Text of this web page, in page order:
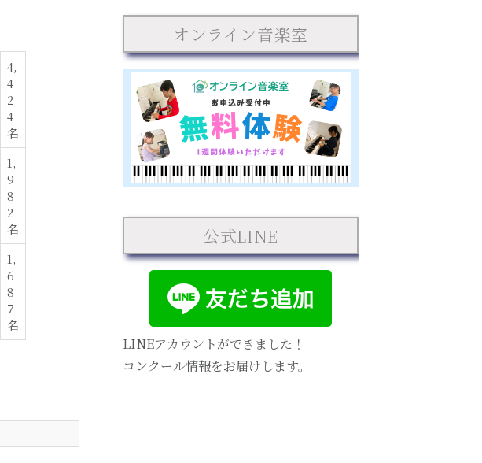
4,
4
2
4
名
1,
9
8
2
名
1,
6
8
7
名
オンライン音楽室
公式LINE
LINEアカウントができました！
コンクール情報をお届けします。